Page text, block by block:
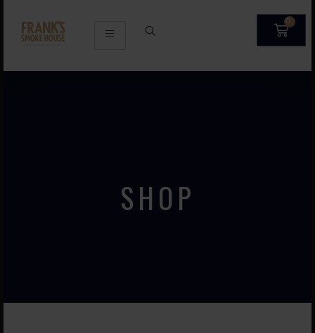
0
SHOP